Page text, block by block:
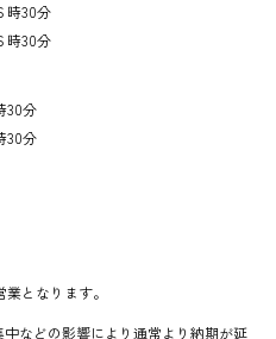
30分
30分
30分
30分
となります。
などの影響により通常より納期が延